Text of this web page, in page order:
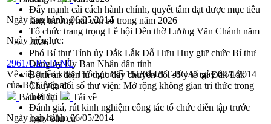
Đẩy mạnh cải cách hành chính, quyết tâm đạt được mục tiêu
tăng trưởng hai con số trong năm 2026
Tổ chức trang trọng Lễ hội Đền thờ Lương Văn Chánh năm
2026
Phó Bí thư Tỉnh ủy Đắk Lắk Đỗ Hữu Huy giữ chức Bí thư
Đảng ủy Ủy Ban Nhân dân tỉnh
Bệnh án điện tử thúc đẩy chuyển đổi số y tế tại Đắk Lắk
Chuyển đổi số thư viện: Mở rộng không gian tri thức trong
thời đại số
Đánh giá, rút kinh nghiệm công tác tổ chức diễn tập trước
ngày bầu cử
Ngày ban hành:06/05/2014
Ngày hiệu lực:
2961/UBND-NC
Về việc triển khai Thông tư số 15/2014/TT-BCA ngày 04/4/2014
của Bộ Công an
Bản PDF
Tải về
Ngày ban hành:06/05/2014